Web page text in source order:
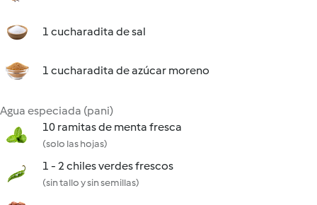
1 cucharadita de sal
1 cucharadita de azúcar moreno
Agua especiada (pani)
10 ramitas de menta fresca
(solo las hojas)
1 - 2 chiles verdes frescos
(sin tallo y sin semillas)